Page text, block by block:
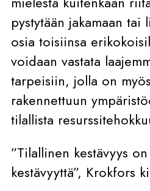
pystytään jakamaan tai
osia toisiinsa
voidaan vastata
tarpeisiin, jolla on
rakennettuun
tilallista
”Tilallinen kestävyys
kestävyyttä”, Krokfors